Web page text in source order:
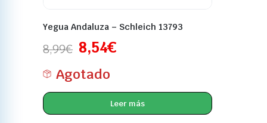
Yegua Andaluza – Schleich 13793
8,99€ 8,54€
Agotado
Leer más